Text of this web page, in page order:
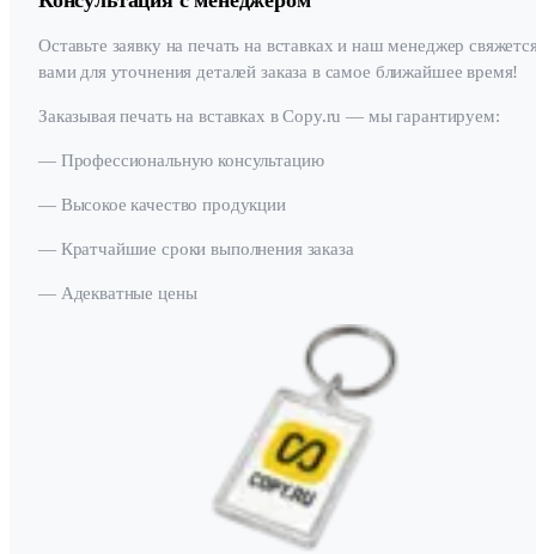
Оставьте заявку на печать на вставках и наш менеджер
вами для уточнения деталей заказа в самое ближайшее время!
Заказывая печать на вставках в Copy.ru — мы гарантируем:
— Профессиональную консультацию
— Высокое качество продукции
— Кратчайшие сроки выполнения заказа
— Адекватные цены